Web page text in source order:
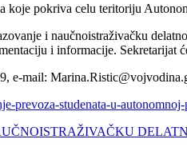
pokriva celu teritoriju
i naučnoistraživačku
i informacije. Sekretarijat
e-mail:
prevoza-studenata-u-